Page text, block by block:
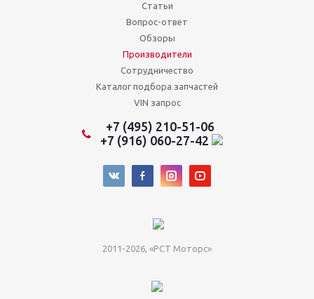
Статьи
Вопрос-ответ
Обзоры
Производители
Сотрудничество
Каталог подбора запчастей
VIN запрос
+7 (495) 210-51-06
+7 (916) 060-27-42
2011-2026, «РСТ Моторс»